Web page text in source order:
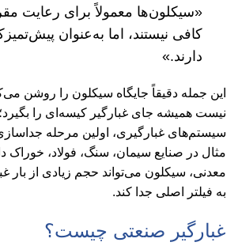
«سیکلون‌ها معمولاً برای رعایت
کافی نیستند، اما به‌عنوان
دارند.»
این جمله دقیقاً جایگاه سیکلون را روشن
نیست همیشه جای غبارگیر کیسه‌ای را بگیرد؛
سیستم‌های غبارگیری، اولین مرحله
مثال در صنایع سیمان، سنگ، فولاد، خوراک
معدنی، سیکلون می‌تواند حجم زیادی از بار
به فیلتر اصلی جدا کند.
غبارگیر صنعتی چیست؟